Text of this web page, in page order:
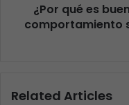
¿Por qué es
comportamiento
Related Articles